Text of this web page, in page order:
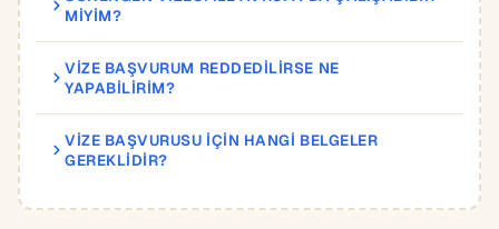
MIYIM?
VIZE BAŞVURUM REDDEDILIRSE NE
YAPABILIRIM?
VIZE BAŞVURUSU IÇIN HANGI BELGELER
GEREKLIDIR?